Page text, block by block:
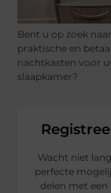
Bent u op zoek
praktische en
nachtkasten voor
slaapkamer?
Wacht niet
perfecte
delen met een